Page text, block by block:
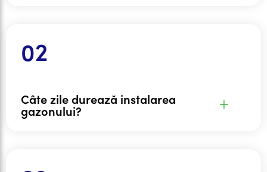
Câte zile durează instalarea
gazonului?